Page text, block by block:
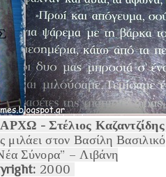
- Στέλιος Καζαντζίδης
μιλάει στον Βασίλη Βασιλικό
Σύνορα” – Λιβάνη
2000